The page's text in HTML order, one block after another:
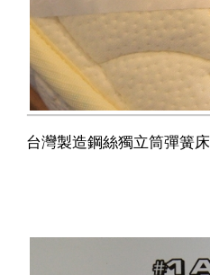
台灣製造鋼絲獨立筒彈簧床